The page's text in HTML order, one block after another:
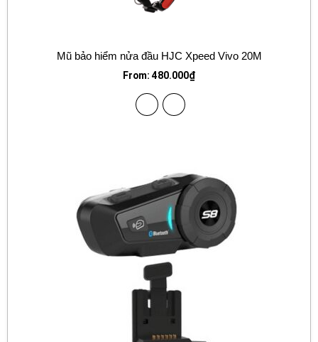
Mũ bảo hiểm nửa đầu HJC Xpeed Vivo 20M
From: 480.000₫